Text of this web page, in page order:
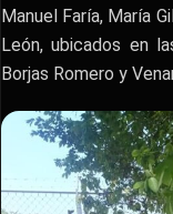
Manuel Faría, María
León, ubicados en
Borjas Romero y